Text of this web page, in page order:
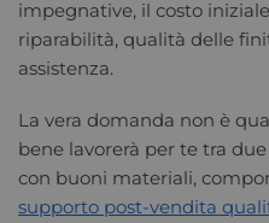
impegnative, il costo
riparabilità, qualità delle
assistenza.
La vera domanda non è
bene lavorerà per te tra
con buoni materiali,
supporto post-vendita